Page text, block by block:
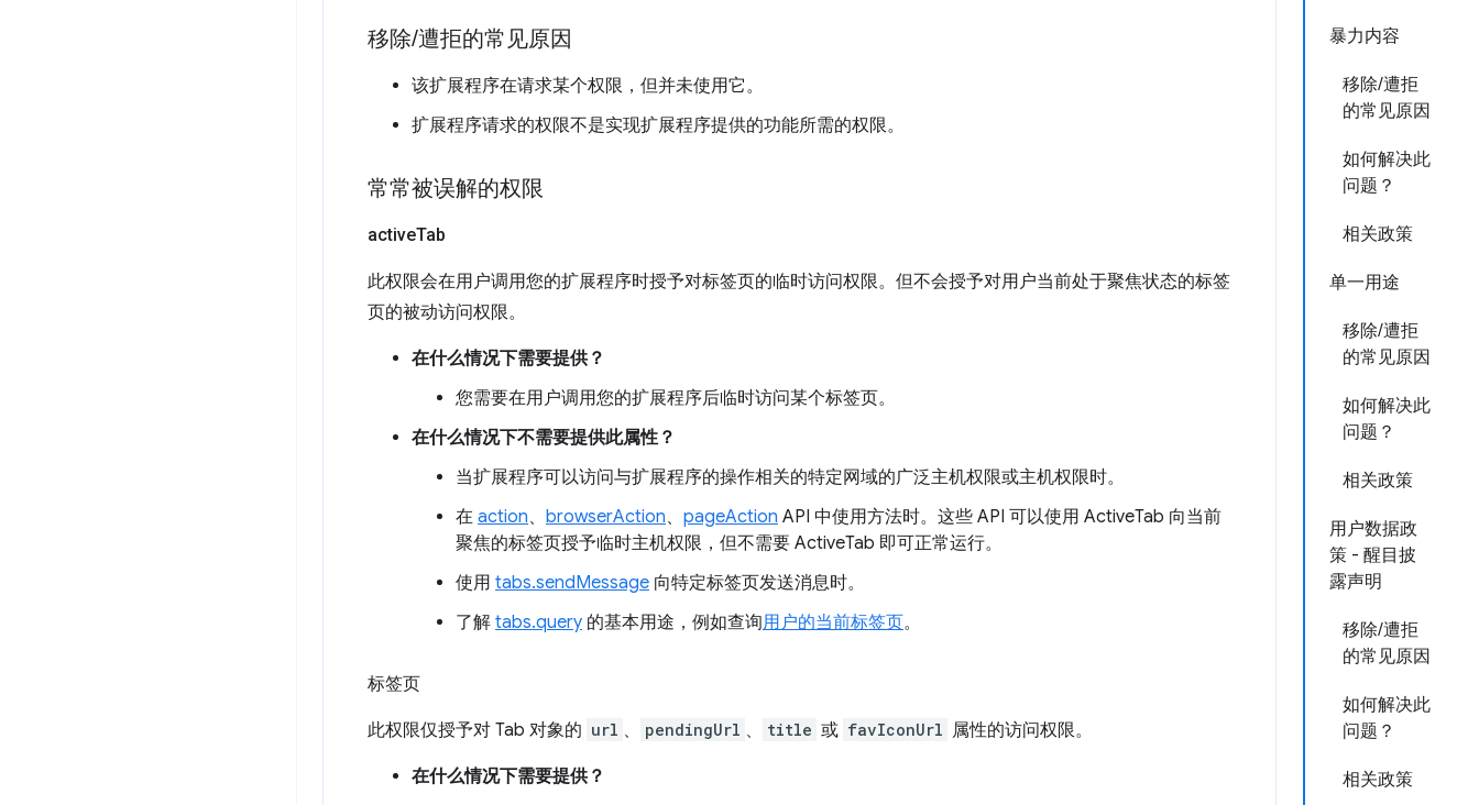
暴力内容
移除/遭拒
的常见原因
如何解决此
问题？
相关政策
单一用途
移除/遭拒
的常见原因
如何解决此
问题？
相关政策
用户数据政
策 - 醒目披
露声明
移除/遭拒
的常见原因
如何解决此
问题？
相关政策
移除/遭拒的常见原因
该扩展程序在请求某个权限，但并未使用它。
扩展程序请求的权限不是实现扩展程序提供的功能所需的权限。
常常被误解的权限
activeTab
此权限会在用户调用您的扩展程序时授予对标签页的临时访问权限。但不会授予对用户当前处于聚焦状态的标签
页的被动访问权限。
在什么情况下需要提供？
您需要在用户调用您的扩展程序后临时访问某个标签页。
在什么情况下不需要提供此属性？
当扩展程序可以访问与扩展程序的操作相关的特定网域的广泛主机权限或主机权限时。
在 action、 browserAction、 pageAction API 中使用方法时。这些 API 可以使用 ActiveTab 向当前
聚焦的标签页授予临时主机权限，但不需要 ActiveTab 即可正常运行。
使用 tabs.sendMessage 向特定标签页发送消息时。
了解 tabs.query 的基本用途，例如查询用户的当前标签页。
标签页
此权限仅授予对 Tab 对象的 url 、 pendingUrl 、 title 或 favIconUrl 属性的访问权限。
在什么情况下需要提供？